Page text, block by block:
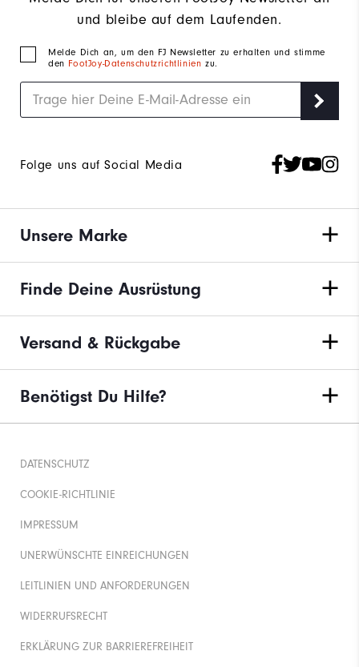
und bleibe auf dem Laufenden.
Melde Dich an, um den FJ Newsletter zu erhalten und stimme
den FootJoy-Datenschutzrichtlinienzu.
Folge uns auf Social Media
Unsere Marke
Finde Deine Ausrüstung
Versand & Rückgabe
Benötigst Du Hilfe?
DATENSCHUTZ
COOKIE-RICHTLINIE
IMPRESSUM
UNERWÜNSCHTE EINREICHUNGEN
LEITLINIEN UND ANFORDERUNGEN
WIDERRUFSRECHT
ERKLÄRUNG ZUR BARRIEREFREIHEIT